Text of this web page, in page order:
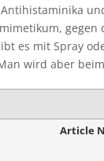
es mit Spray
wird aber
Article